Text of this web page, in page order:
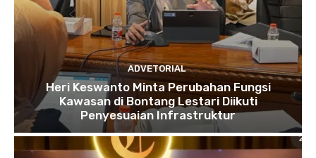
ADVETORIAL
Heri Keswanto Minta Perubahan Fungsi
Kawasan di Bontang Lestari Diikuti
Penyesuaian Infrastruktur